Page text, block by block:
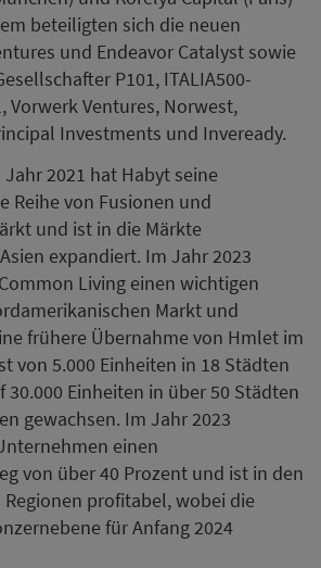
beteiligten sich die neuen
und Endeavor Catalyst sowie
P101, ITALIA500-
Vorwerk Ventures, Norwest,
Investments und Inveready.
2021 hat Habyt seine
Reihe von Fusionen und
und ist in die Märkte
expandiert. Im Jahr 2023
Living einen wichtigen
Markt und
frühere Übernahme von Hmlet im
von 5.000 Einheiten in 18 Städten
Einheiten in über 50 Städten
gewachsen. Im Jahr 2023
einen
von über 40 Prozent und ist in den
profitabel, wobei die
für Anfang 2024